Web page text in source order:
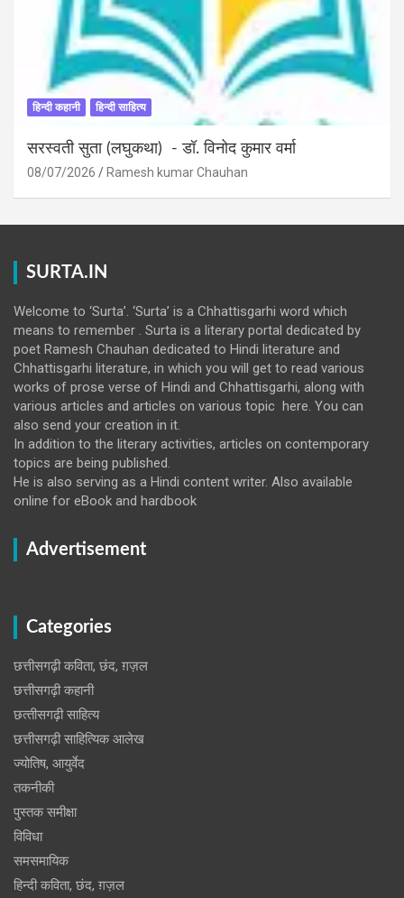
हिन्दी कहानी हिन्दी साहित्य
सरस्वती सुता (लघुकथा) ​- डॉ. विनोद कुमार वर्मा
08/07/2026 Ramesh kumar Chauhan
SURTA.IN
Welcome to ‘Surta’. ‘Surta’ is a Chhattisgarhi word which
means to remember . Surta is a literary portal dedicated by
poet Ramesh Chauhan dedicated to Hindi literature and
Chhattisgarhi literature, in which you will get to read various
works of prose verse of Hindi and Chhattisgarhi, along with
various articles and articles on various topic here. You can
also send your creation in it.
In addition to the literary activities, articles on contemporary
topics are being published.
He is also serving as a Hindi content writer. Also available
online for eBook and hardbook
Advertisement
Categories
छत्तीसगढ़ी कविता, छंद, ग़ज़ल
छत्तीसगढ़ी कहानी
छत्‍तीसगढ़ी साहित्‍य
छत्तीसगढ़ी साहित्यिक आलेख
ज्योतिष, आयुर्वेद
तकनीकी
पुस्‍तक समीक्षा
विविधा
समसमायिक
हिन्दी कविता, छंद, ग़ज़ल